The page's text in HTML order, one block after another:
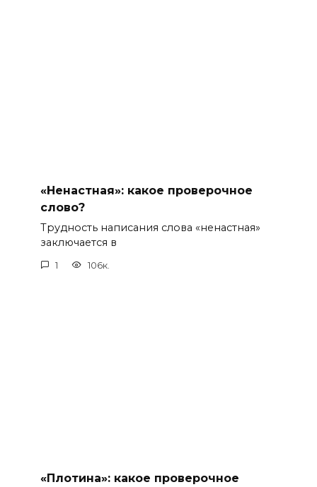
«Ненастная»: какое проверочное
слово?
Трудность написания слова «ненастная»
заключается в
1 106к.
«Плотина»: какое проверочное